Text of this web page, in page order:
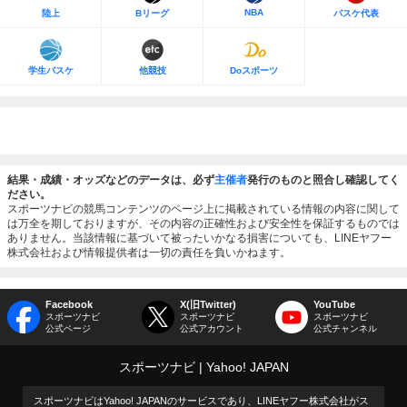
陸上 Bリーグ NBA バスケ代表
学生バスケ 他競技 Doスポーツ
結果・成績・オッズなどのデータは、必ず主催者発行のものと照合し確認してく
ださい。
スポーツナビの競馬コンテンツのページ上に掲載されている情報の内容に関して
は万全を期しておりますが、その内容の正確性および安全性を保証するものでは
ありません。当該情報に基づいて被ったいかなる損害についても、LINEヤフー
株式会社および情報提供者は一切の責任を負いかねます。
Facebook
スポーツナビ
公式ページ
X(旧Twitter)
スポーツナビ
公式アカウント
YouTube
スポーツナビ
公式チャンネル
スポーツナビ Yahoo! JAPAN
スポーツナビはYahoo! JAPANのサービスであり、LINEヤフー株式会社がス